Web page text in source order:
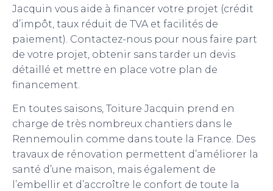
Jacquin vous aide à financer votre projet (crédit
d’impôt, taux réduit de TVA et facilités de
paiement). Contactez-nous pour nous faire part
de votre projet, obtenir sans tarder un devis
détaillé et mettre en place votre plan de
financement.
En toutes saisons, Toiture Jacquin prend en
charge de très nombreux chantiers dans le
Rennemoulin comme dans toute la France. Des
travaux de rénovation permettent d’améliorer la
santé d’une maison, mais également de
l’embellir et d’accroître le confort de toute la